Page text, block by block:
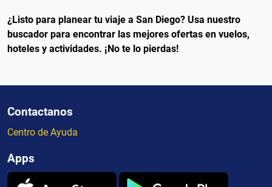
¿Listo para planear tu viaje a San Diego? Usa nuestro
buscador para encontrar las mejores ofertas en vuelos,
hoteles y actividades. ¡No te lo pierdas!
Contactanos
Centro de Ayuda
Apps